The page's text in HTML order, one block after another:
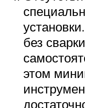
без
этом